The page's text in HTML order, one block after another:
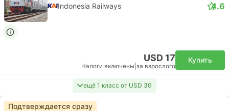
Indonesia Railways 4.6
USD 17
Налоги включены за взрослого
Купить
ещё 1 класс от USD 30
Подтверждается сразу